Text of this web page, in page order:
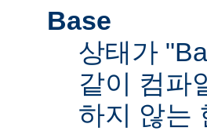
Base
상태가
같이 컴파
하지 않는